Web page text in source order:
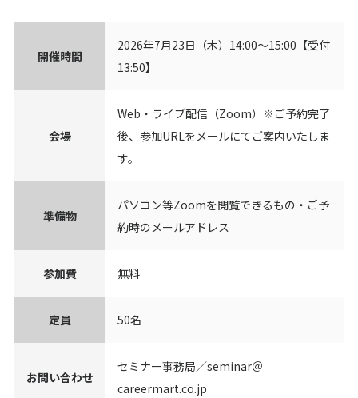
開催時間
2026年7月23日（木）14:00～15:00【受付
13:50】
会場
Web・ライブ配信（Zoom）※ご予約完了
後、参加URLをメールにてご案内いたしま
す。
準備物
パソコン等Zoomを閲覧できるもの・ご予
約時のメールアドレス
参加費 無料
定員 50名
お問い合わせ
セミナー事務局／seminar＠
careermart.co.jp